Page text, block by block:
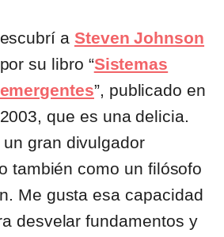
escubrí a Steven Johnson
por su libro “Sistemas
emergentes”, publicado en
2003, que es una delicia.
gran divulgador
también como un filósofo
Me gusta esa capacidad
desvelar fundamentos y